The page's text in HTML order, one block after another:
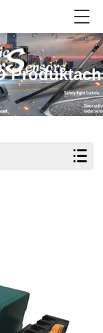
Produktach